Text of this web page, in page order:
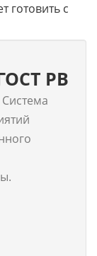
готовить с
РВ
Система